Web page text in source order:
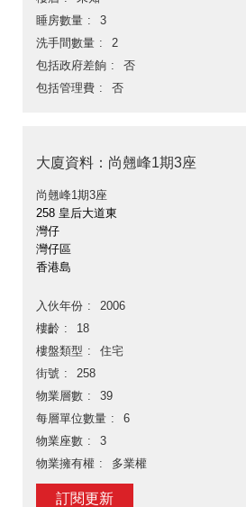
睡房數量
3
洗手間數量
2
包括政府差餉
否
包括管理費
否
大廈資料：尚翹峰1期3座
尚翹峰1期3座
258 皇后大道東
灣仔
灣仔區
香港島
入伙年份
2006
樓齡
18
樓盤類型
住宅
街號
258
物業層數
39
每層單位數量
6
物業座數
3
物業擁有權
多業權
訂閱更新